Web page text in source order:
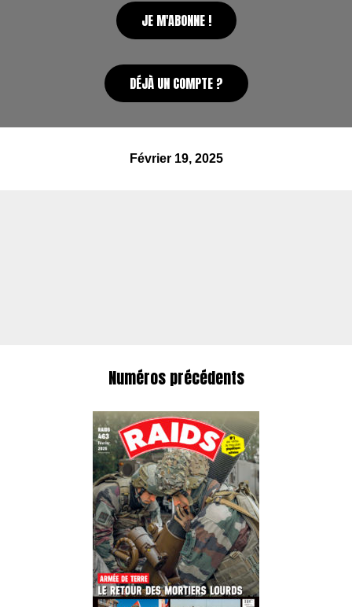
JE M'ABONNE !
DÉJÀ UN COMPTE ?
février 19, 2025
Numéros précédents